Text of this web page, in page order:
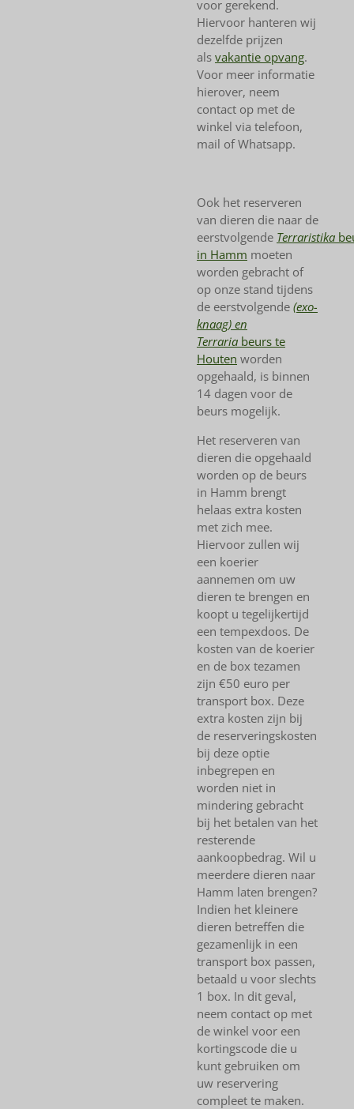
voor gerekend.
Hiervoor hanteren wij
dezelfde prijzen
als vakantie opvang.
Voor meer informatie
hierover, neem
contact op met de
winkel via telefoon,
mail of Whatsapp.
Ook het reserveren
van dieren die naar de
eerstvolgende Terraristika
in Hamm moeten
worden gebracht of
op onze stand tijdens
de eerstvolgende (exo-
knaag) en
Terraria beurs te
Houten worden
opgehaald, is binnen
14 dagen voor de
beurs mogelijk.
Het reserveren van
dieren die opgehaald
worden op de beurs
in Hamm brengt
helaas extra kosten
met zich mee.
Hiervoor zullen wij
een koerier
aannemen om uw
dieren te brengen en
koopt u tegelijkertijd
een tempexdoos. De
kosten van de koerier
en de box tezamen
zijn €50 euro per
transport box. Deze
extra kosten zijn bij
de reserveringskosten
bij deze optie
inbegrepen en
worden niet in
mindering gebracht
bij het betalen van het
resterende
aankoopbedrag. Wil u
meerdere dieren naar
Hamm laten brengen?
Indien het kleinere
dieren betreffen die
gezamenlijk in een
transport box passen,
betaald u voor slechts
1 box. In dit geval,
neem contact op met
de winkel voor een
kortingscode die u
kunt gebruiken om
uw reservering
compleet te maken.